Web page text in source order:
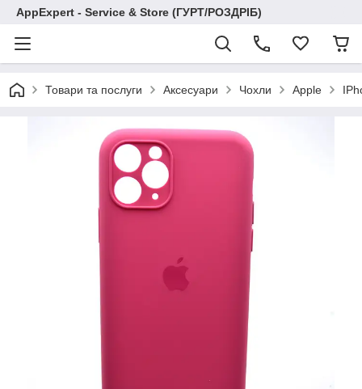
AppExpert - Service & Store (ГУРТ/РОЗДРІБ)
Товари та послуги Аксесуари Чохли Apple